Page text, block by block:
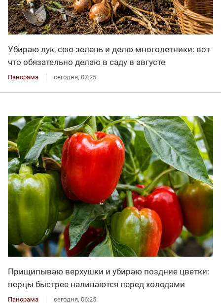
Убираю лук, сею зелень и делю многолетники: вот
что обязательно делаю в саду в августе
Панорама сегодня, 07:25
Прищипываю верхушки и убираю поздние цветки:
перцы быстрее наливаются перед холодами
Панорама сегодня, 06:25